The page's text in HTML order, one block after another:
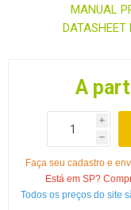
MANUAL
DATASHEET
A
i
h
Faça seu cadastro e
Está em SP?
Todos os preços do site